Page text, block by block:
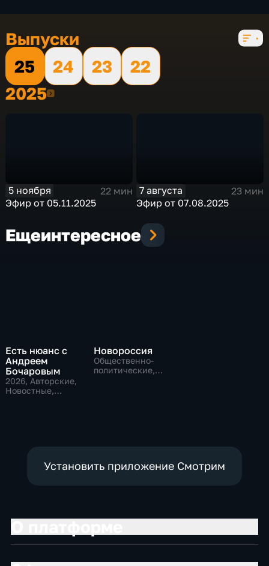
4 сезона, 570 выпусков
Выпуски
25
24 23
22
20252025
5 ноября
22 мин
Эфир от 05.11.2025
7 августа
23 мин
Эфир от 07.08.2025
Ещеинтересное
Есть нюанс с
Андреем
Бочаровым
2026, Авторские,
Новостные,
Новороссия
Общественно-
политические,
Установить приложение Смотрим